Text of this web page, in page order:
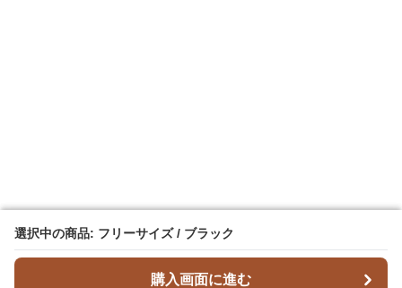
選択中の商品: フリーサイズ / ブラック
購入画面に進む
選択中の商品: フリーサイズ / ブラック
購入画面に進む